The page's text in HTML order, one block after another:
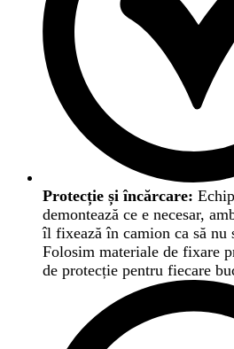
Protecție și încărcare:
demontează ce e necesar,
îl fixează în camion ca să nu
Folosim materiale de fixare
de protecție pentru fiecare